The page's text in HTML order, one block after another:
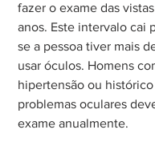
fazer o exame das
anos. Este intervalo cai
se a pessoa tiver mais
usar óculos. Homens
hipertensão ou
problemas oculares
exame anualmente.